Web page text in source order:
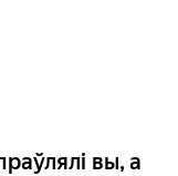
вы, а